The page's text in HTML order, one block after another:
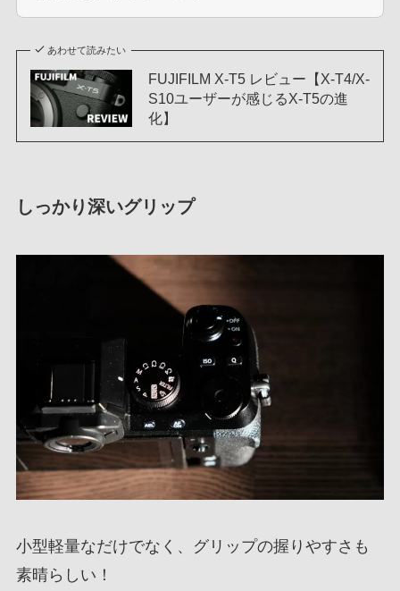
あわせて読みたい
FUJIFILM X-T5 レビュー【X-T4/X-
S10ユーザーが感じるX-T5の進
化】
しっかり深いグリップ
小型軽量なだけでなく、グリップの握りやすさも
素晴らしい！